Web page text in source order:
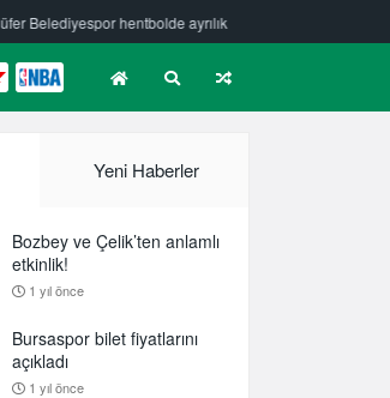
Mehmet Güzelsöz’den mesaj var!
NBA
Yeni Haberler
Bozbey ve Çelik’ten anlamlı
etkinlik!
1 yıl önce
Bursaspor bilet fiyatlarını
açıkladı
1 yıl önce